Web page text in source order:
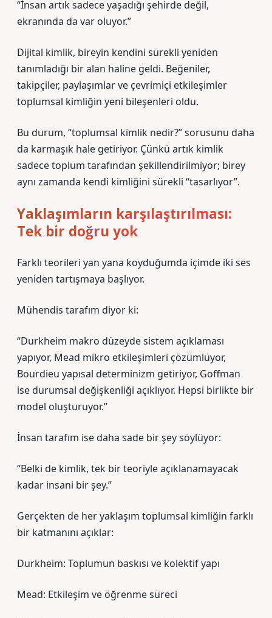
“İnsan artık sadece yaşadığı şehirde değil,
ekranında da var oluyor.”
Dijital kimlik, bireyin kendini sürekli yeniden
tanımladığı bir alan haline geldi. Beğeniler,
takipçiler, paylaşımlar ve çevrimiçi etkileşimler
toplumsal kimliğin yeni bileşenleri oldu.
Bu durum, “toplumsal kimlik nedir?” sorusunu daha
da karmaşık hale getiriyor. Çünkü artık kimlik
sadece toplum tarafından şekillendirilmiyor; birey
aynı zamanda kendi kimliğini sürekli “tasarlıyor”.
Yaklaşımların karşılaştırılması:
Tek bir doğru yok
Farklı teorileri yan yana koyduğumda içimde iki ses
yeniden tartışmaya başlıyor.
Mühendis tarafım diyor ki:
“Durkheim makro düzeyde sistem açıklaması
yapıyor, Mead mikro etkileşimleri çözümlüyor,
Bourdieu yapısal determinizm getiriyor, Goffman
ise durumsal değişkenliği açıklıyor. Hepsi birlikte bir
model oluşturuyor.”
İnsan tarafım ise daha sade bir şey söylüyor:
“Belki de kimlik, tek bir teoriyle açıklanamayacak
kadar insani bir şey.”
Gerçekten de her yaklaşım toplumsal kimliğin farklı
bir katmanını açıklar:
Durkheim: Toplumun baskısı ve kolektif yapı
Mead: Etkileşim ve öğrenme süreci